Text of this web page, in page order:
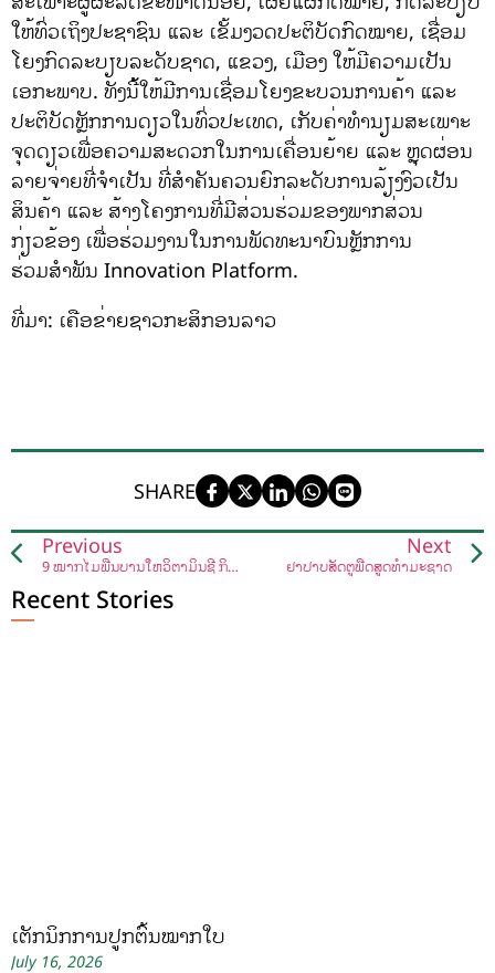
ໃຫ້ທົ່ວເຖິງປະຊາຊົນ ແລະ ເຂັ້ມງວດປະຕິບັດກົດໝາຍ, ເຊື່ອມ
ໂຍງກົດລະບຽບລະດັບຊາດ, ແຂວງ, ເມືອງ ໃຫ້ມີຄວາມເປັນ
ເອກະພາບ. ທັງນີ້້ໃຫ້ມີການເຊື່ອມໂຍງຂະບວນການຄ້າ ແລະ
ປະຕິບັດຫຼັກການດຽວໃນທົ່ວປະເທດ, ເກັບຄ່າທຳນຽມສະເພາະ
ຈຸດດຽວເພື່ອຄວາມສະດວກໃນການເຄື່ອນຍ້າຍ ແລະ ຫຼຸດຜ່ອນ
ລາຍຈ່າຍທີ່ຈຳເປັນ ທີ່ສຳຄັນຄວນຍົກລະດັບການລ້ຽງງົວເປັນ
ສິນຄ້າ ແລະ ສ້າງໂຄງການທີ່ມີສ່ວນຮ່ວມຂອງພາກສ່ວນ
ກ່ຽວຂ້ອງ ເພື່ອຮ່ວມງານໃນການພັດທະນາບົນຫຼັກການ
ຮ່ວມສຳພັນ Innovation Platform.
ທີ່ມາ: ເຄືອຂ່າຍຊາວກະສິກອນລາວ
SHARE
Previous
9 ໝາກໄມ້ພື້ນບ້ານໃຫ້ວິຕາມິນຊີ ກິນແລ້ວສຸຂະພາບດີ
Next
ຢາປາບສັດຕູພືດສູດທຳມະຊາດ
Recent Stories
ເຕັກນິກການປູກຕົ້ນໝາກໃບ
July 16, 2026